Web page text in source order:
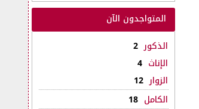
المتواجدون الآن
الذكور 2
الإناث 4
الزوار 12
الكامل 18